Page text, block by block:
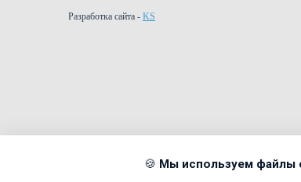
Разработка сайта - KS
🍪 Мы используем файлы